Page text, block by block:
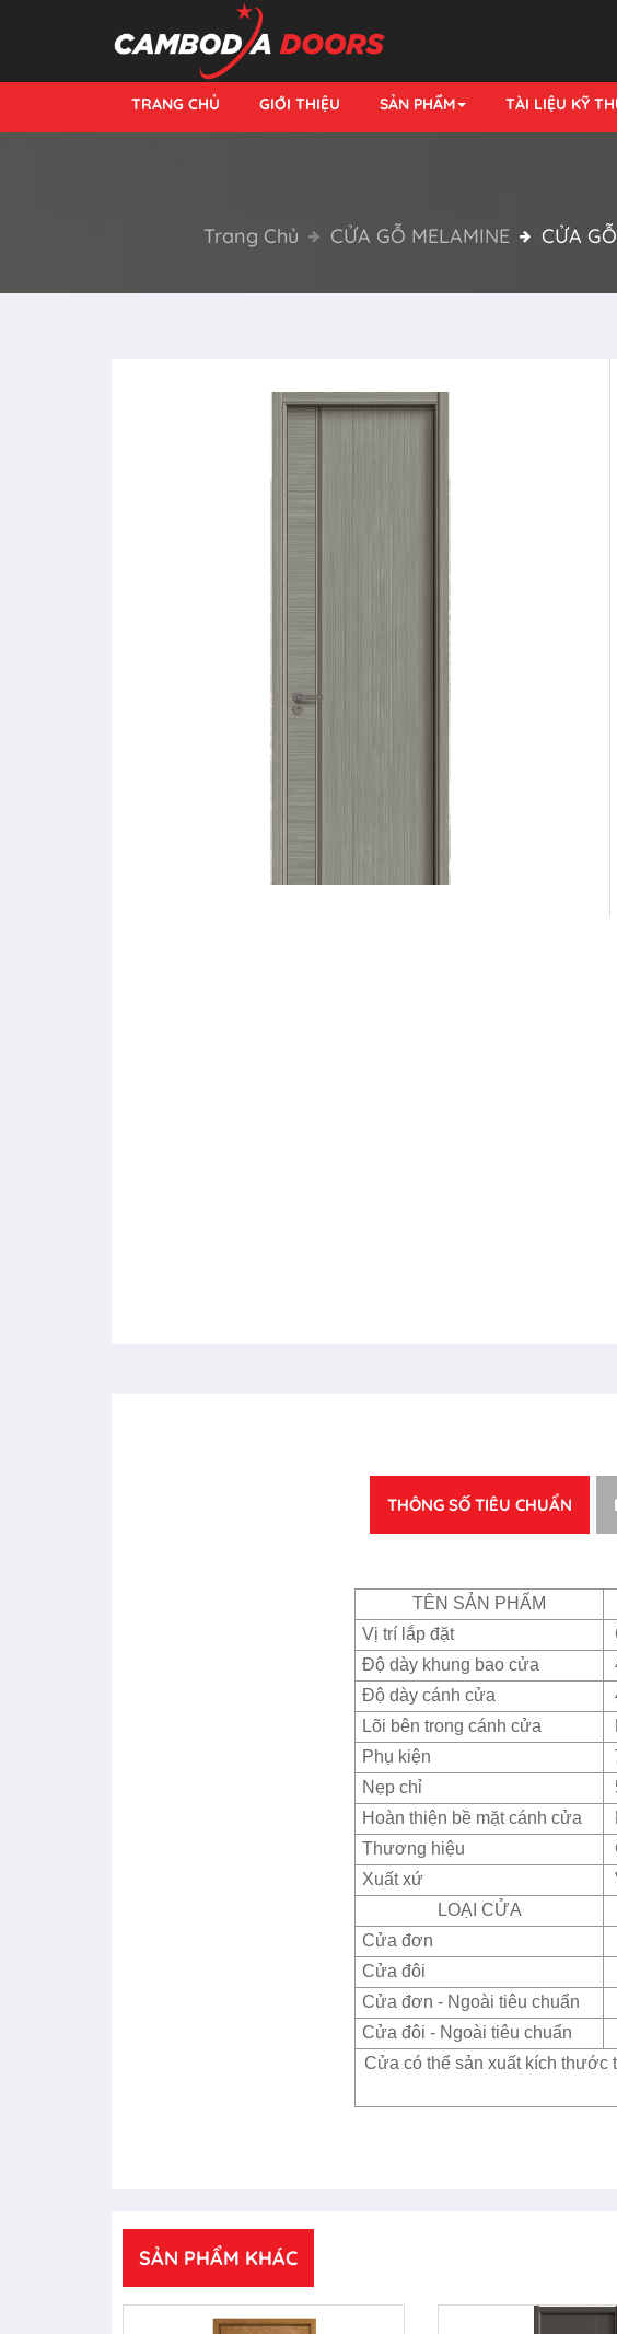
TRANG CHỦ GIỚI THIỆU SẢN PHẨM TÀI LIỆU KỸ
Trang Chủ CỬA GỖ MELAMINE CỬA
THÔNG SỐ TIÊU CHUẨN
TÊN SẢN PHẨM
Vị trí lắp đặt
Độ dày khung bao cửa
Độ dày cánh cửa
Lõi bên trong cánh cửa
Phụ kiện
Nẹp chỉ
Hoàn thiện bề mặt cánh cửa
Thương hiệu
Xuất xứ
LOẠI CỬA
Cửa đơn
Cửa đôi
Cửa đơn - Ngoài tiêu chuẩn
Cửa đôi - Ngoài tiêu chuẩn
Cửa có thể sản xuất kích thước
SẢN PHẨM KHÁC